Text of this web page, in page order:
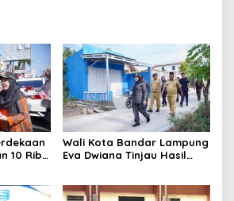
10 Ribu
Wali Kota Bandar Lampung
Eva Dwiana Tinjau Hasil